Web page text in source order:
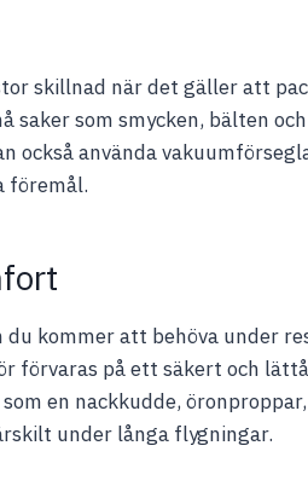
skillnad när det gäller att
saker som smycken, bälten
också använda
föremål.
kommer att behöva under
förvaras på ett säkert och
en nackkudde,
under långa flygningar.